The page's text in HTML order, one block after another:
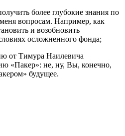
более глубокие знания по
вопросам. Например, как
и возобновить
осложненного фонда;
от Тимура Наилевича
«Пакер»: не, ну, Вы, конечно,
будущее.